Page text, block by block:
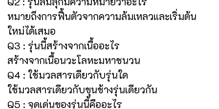
หมายถึงการฟื้นตัวจากความล้มเหลวและเริ่มต้น
ใหม่ได้เสมอ
Q3 : รุ่นนี้สร้างจากเนื้ออะไร
สร้างจากเนื้อนวะโลหะมหาชนวน
Q4 : ใช้มวลสารเดียวกับรุ่นใด
ใช้มวลสารเดียวกับขุนช้างรุ่นเดียวกัน
Q5 : จุดเด่นของรุ่นนี้คืออะไร